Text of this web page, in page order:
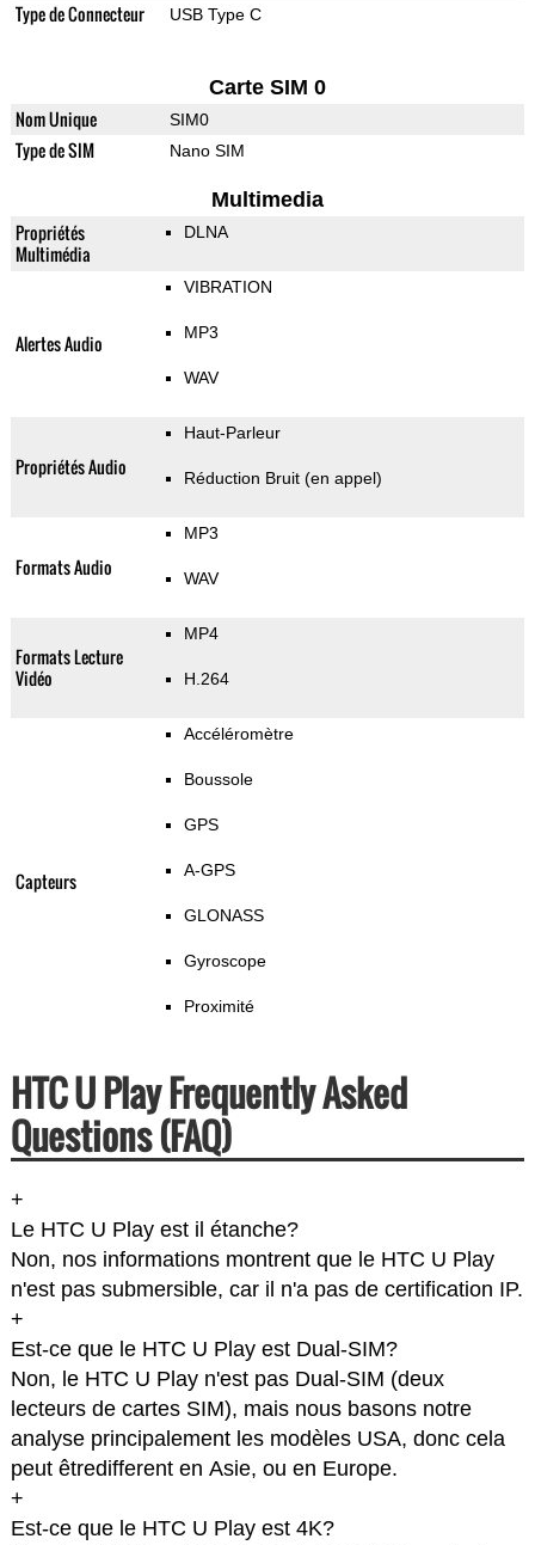
Type de Connecteur USB Type C
Carte SIM 0
Nom Unique SIM0
Type de SIM Nano SIM
Multimedia
Propriétés
Multimédia
DLNA
Alertes Audio
VIBRATION
MP3
WAV
Propriétés Audio
Haut-Parleur
Réduction Bruit (en appel)
Formats Audio
MP3
WAV
Formats Lecture
Vidéo
MP4
H.264
Capteurs
Accéléromètre
Boussole
GPS
A-GPS
GLONASS
Gyroscope
Proximité
HTC U Play Frequently Asked
Questions (FAQ)
+
Le HTC U Play est il étanche?
Non, nos informations montrent que le HTC U Play
n'est pas submersible, car il n'a pas de certification IP.
+
Est-ce que le HTC U Play est Dual-SIM?
Non, le HTC U Play n'est pas Dual-SIM (deux
lecteurs de cartes SIM), mais nous basons notre
analyse principalement les modèles USA, donc cela
peut êtredifferent en Asie, ou en Europe.
+
Est-ce que le HTC U Play est 4K?